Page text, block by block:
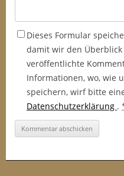
Dieses Formular
damit wir den
veröffentlichte
Informationen, wo, wie
speichern, wirf bitte
Datenschutzerklärung .